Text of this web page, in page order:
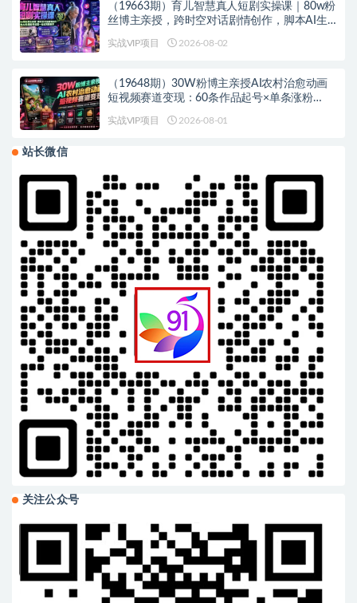
（19663期）育儿智慧真人短剧实操课｜80w粉
丝博主亲授，跨时空对话剧情创作，脚本AI生
实战VIP项目 2026-08-02
（19648期）30W粉博主亲授AI农村治愈动画
短视频赛道变现：60条作品起号×单条涨粉
400+
实战VIP项目 2026-08-01
站长微信
关注公众号